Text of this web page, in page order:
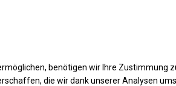
benötigen wir Ihre Zustimmung
die wir dank unserer Analysen